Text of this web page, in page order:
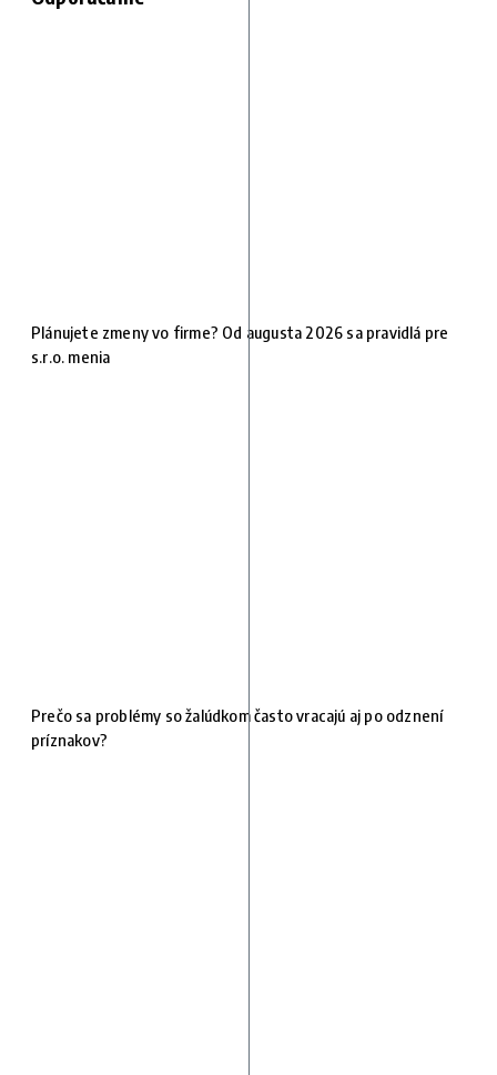
Plánujete zmeny vo firme? Od augusta 2026 sa pravidlá pre
s.r.o. menia
Prečo sa problémy so žalúdkom často vracajú aj po odznení
príznakov?